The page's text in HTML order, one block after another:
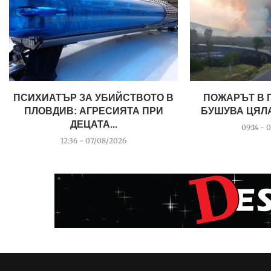
ПСИХИАТЪР ЗА УБИЙСТВОТО В
ПЛОВДИВ: АГРЕСИЯТА ПРИ
ДЕЦАТА...
12:36 - 07/08/2026
ПОЖАРЪТ В
БУШУВА
09:14 -